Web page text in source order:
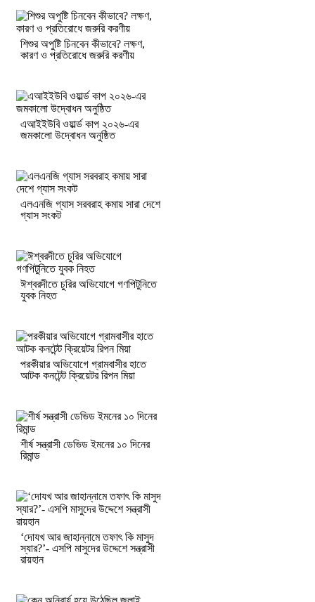
শিশুর অপুষ্টি চিনবেন কীভাবে? লক্ষণ,
কারণ ও প্রতিরোধে জরুরি করণীয়
এআইইউবি ওয়ার্ল্ড কাপ ২০২৬-এর
জমকালো উদ্বোধন অনুষ্ঠিত
এলএনজি গ্যাস সরবরাহ কমায় সারা দেশে
গ্যাস সংকট
ঈশ্বরদীতে চুরির অভিযোগে গণপিটুনিতে
যুবক নিহত
পরকীয়ার অভিযোগে গ্রামবাসীর হাতে
আটক কনটেন্ট ক্রিয়েটর রিপন মিয়া
শীর্ষ সন্ত্রাসী ডেভিড ইমনের ১০ দিনের
রিমান্ড
‘দোযখ আর জাহান্নামে তফাৎ কি মাসুদ
স্যার?’- এসপি মাসুদের উদ্দেশে সন্ত্রাসী
রায়হান